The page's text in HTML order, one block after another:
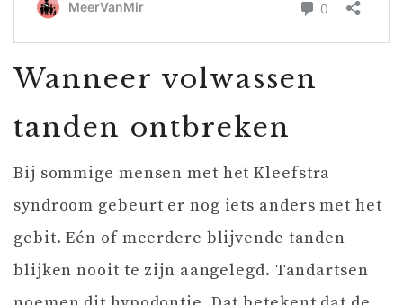
Wanneer volwassen
tanden ontbreken
Bij sommige mensen met het Kleefstra
syndroom gebeurt er nog iets anders met het
gebit. Eén of meerdere blijvende tanden
blijken nooit te zijn aangelegd. Tandartsen